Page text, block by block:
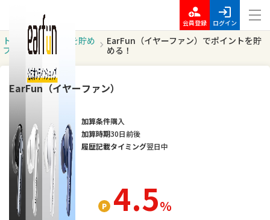
会員登録 ログイン
トッ
プ
ポイントを貯め
る
EarFun（イヤーファン）でポイントを貯
める！
EarFun（イヤーファン）
4.5％
加算条件購入
加算時期30日前後
履歴記載タイミング翌日中